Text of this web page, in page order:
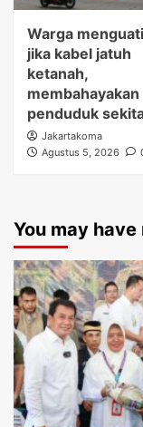
Warga
jika kabel jatuh
ketanah,
membahayakan
penduduk
Jakartakoma
Agustus 5, 2026
You may have